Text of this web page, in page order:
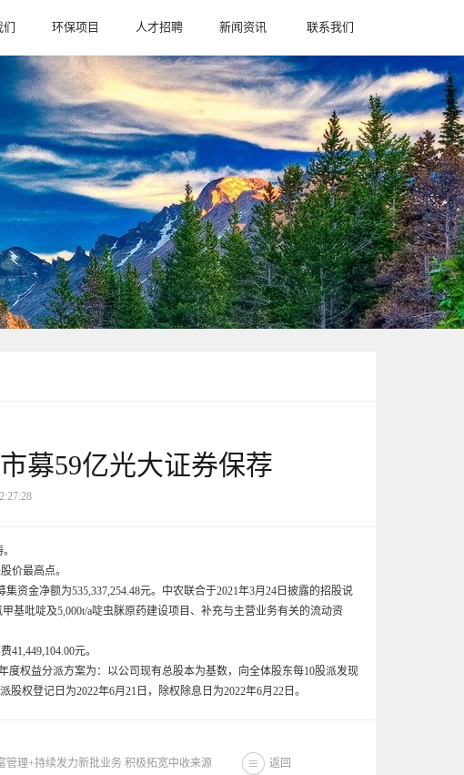
们 环保项目
CASE
人才招聘
JION
新闻资讯
NEWS
联系我们
CONTACT
募59亿光大证券保荐
价最高点。
金净额为535,337,254.48元。中农联合于2021年3月24日披露的招股说
基吡啶及5,000t/a啶虫脒原药建设项目、补充与主营业务有关的流动资
元。
权益分派方案为：以公司现有总股本为基数，向全体股东每10股派发现
权登记日为2022年6月21日，除权除息日为2022年6月22日。
管理+持续发力新批业务 积极拓宽中收来源 返回